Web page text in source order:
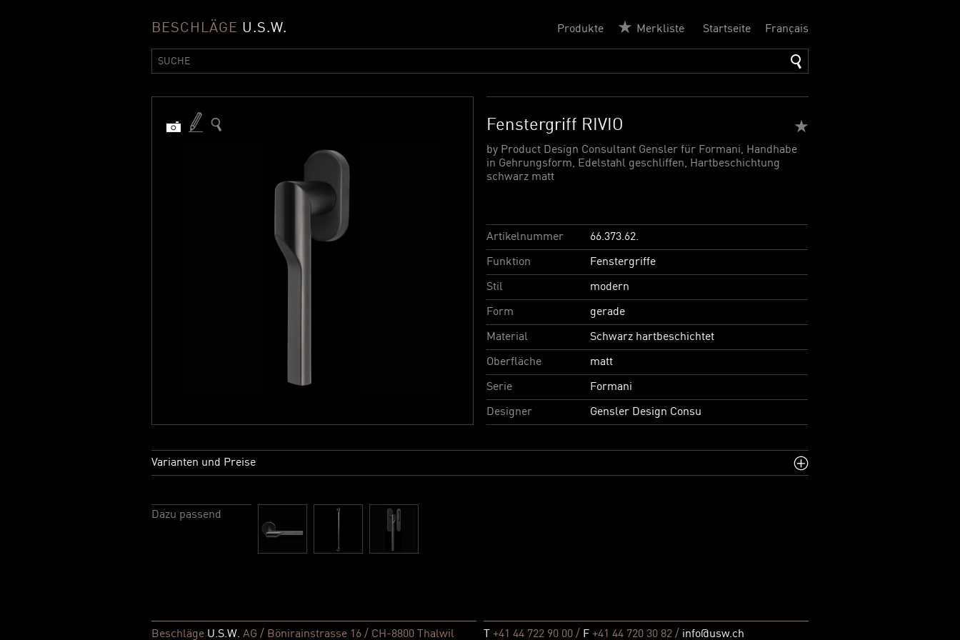
Français
Startseite
Merkliste
Produkte
BESCHLÄGE U.S.W.
Fenstergriff RIVIO
by Product Design Consultant Gensler für Formani, Handhabe
in Gehrungsform, Edelstahl geschliffen, Hartbeschichtung
schwarz matt
Artikelnummer 66.373.62.
Funktion Fenstergriffe
Stil modern
Form gerade
Material Schwarz hartbeschichtet
Oberfläche matt
Serie Formani
Designer Gensler Design Consu
Varianten und Preise
Dazu passend
Beschläge U.S.W. AG / Bönirainstrasse 16 / CH-8800 Thalwil +41 44 722 90 00 / F +41 44 720 30 82 / info@usw.ch